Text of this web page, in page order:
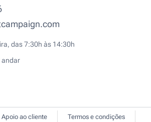
das 7:30h às 14:30h
andar
Apoio ao cliente
Termos e condições